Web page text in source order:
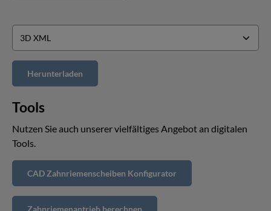
Tools
Nutzen Sie auch unserer vielfältiges Angebot an digitalen
Tools.
CAD Zahnriemenscheiben Konfigurator
Zahnriemenantrieb berechnen